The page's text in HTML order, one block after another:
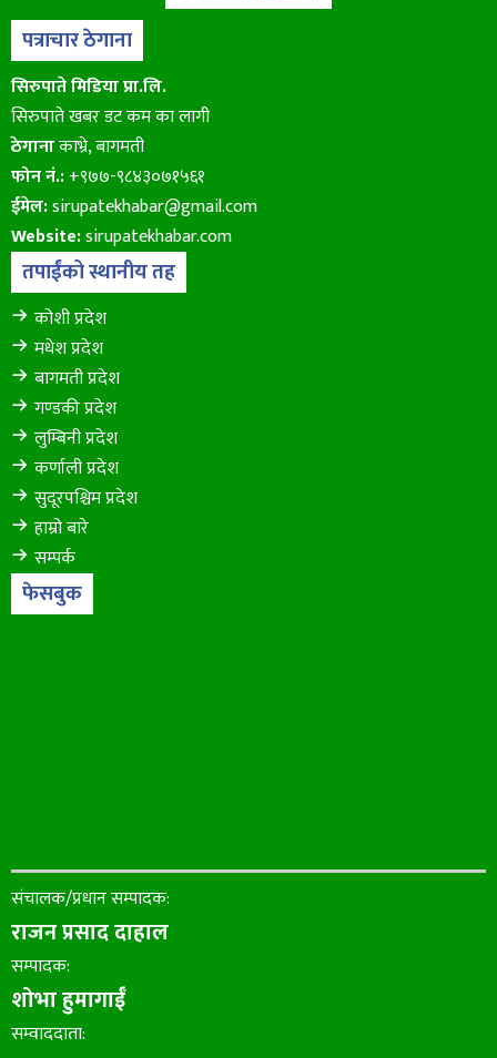
पत्राचार ठेगाना
सिरुपाते मिडिया प्रा.लि.
सिरुपाते खबर डट कम का लागी
ठेगानाकाभ्रे, बागमती
फोन नं.:+९७७-९८४३०७१५६१
ईमेल:sirupatekhabar@gmail.com
Website:sirupatekhabar.com
तपाईंको स्थानीय तह
कोशी प्रदेश
मधेश प्रदेश
बागमती प्रदेश
गण्डकी प्रदेश
लुम्बिनी प्रदेश
कर्णाली प्रदेश
सुदूरपश्चिम प्रदेश
हाम्रो बारे
सम्पर्क
फेसबुक
संचालक/प्रधान सम्पादक:
राजन प्रसाद दाहाल
सम्पादक:
शोभा हुमागाईँ
सम्वाददाता: